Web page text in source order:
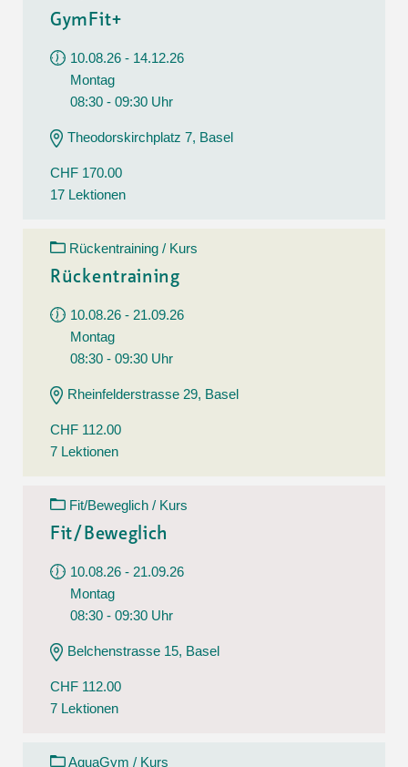
GymFit+
10.08.26 - 14.12.26
Montag
08:30 - 09:30 Uhr
Theodorskirchplatz 7, Basel
CHF 170.00
17 Lektionen
Rückentraining / Kurs
Rückentraining
10.08.26 - 21.09.26
Montag
08:30 - 09:30 Uhr
Rheinfelderstrasse 29, Basel
CHF 112.00
7 Lektionen
Fit/Beweglich / Kurs
Fit/Beweglich
10.08.26 - 21.09.26
Montag
08:30 - 09:30 Uhr
Belchenstrasse 15, Basel
CHF 112.00
7 Lektionen
AquaGym / Kurs